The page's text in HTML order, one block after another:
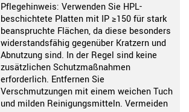
Pflegehinweis: Verwenden Sie HPL-
beschichtete Platten mit IP ≥150 für stark
beanspruchte Flächen, da diese besonders
widerstandsfähig gegenüber Kratzern und
Abnutzung sind. In der Regel sind keine
zusätzlichen Schutzmaßnahmen
erforderlich. Entfernen Sie
Verschmutzungen mit einem weichen Tuch
und milden Reinigungsmitteln. Vermeiden